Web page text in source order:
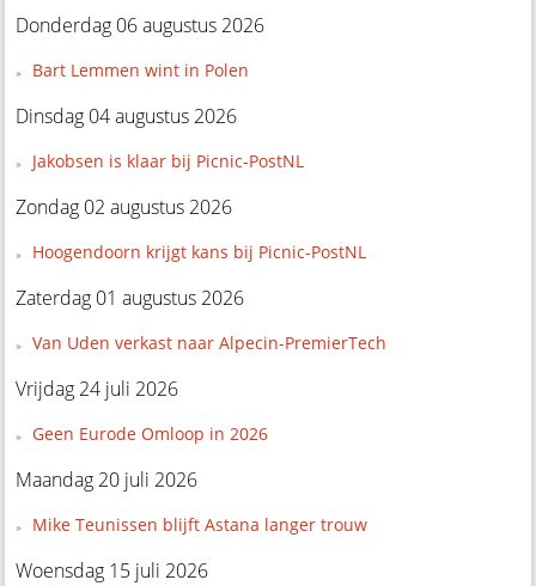
Donderdag 06 augustus 2026
Bart Lemmen wint in Polen
Dinsdag 04 augustus 2026
Jakobsen is klaar bij Picnic-PostNL
Zondag 02 augustus 2026
Hoogendoorn krijgt kans bij Picnic-PostNL
Zaterdag 01 augustus 2026
Van Uden verkast naar Alpecin-PremierTech
Vrijdag 24 juli 2026
Geen Eurode Omloop in 2026
Maandag 20 juli 2026
Mike Teunissen blijft Astana langer trouw
Woensdag 15 juli 2026